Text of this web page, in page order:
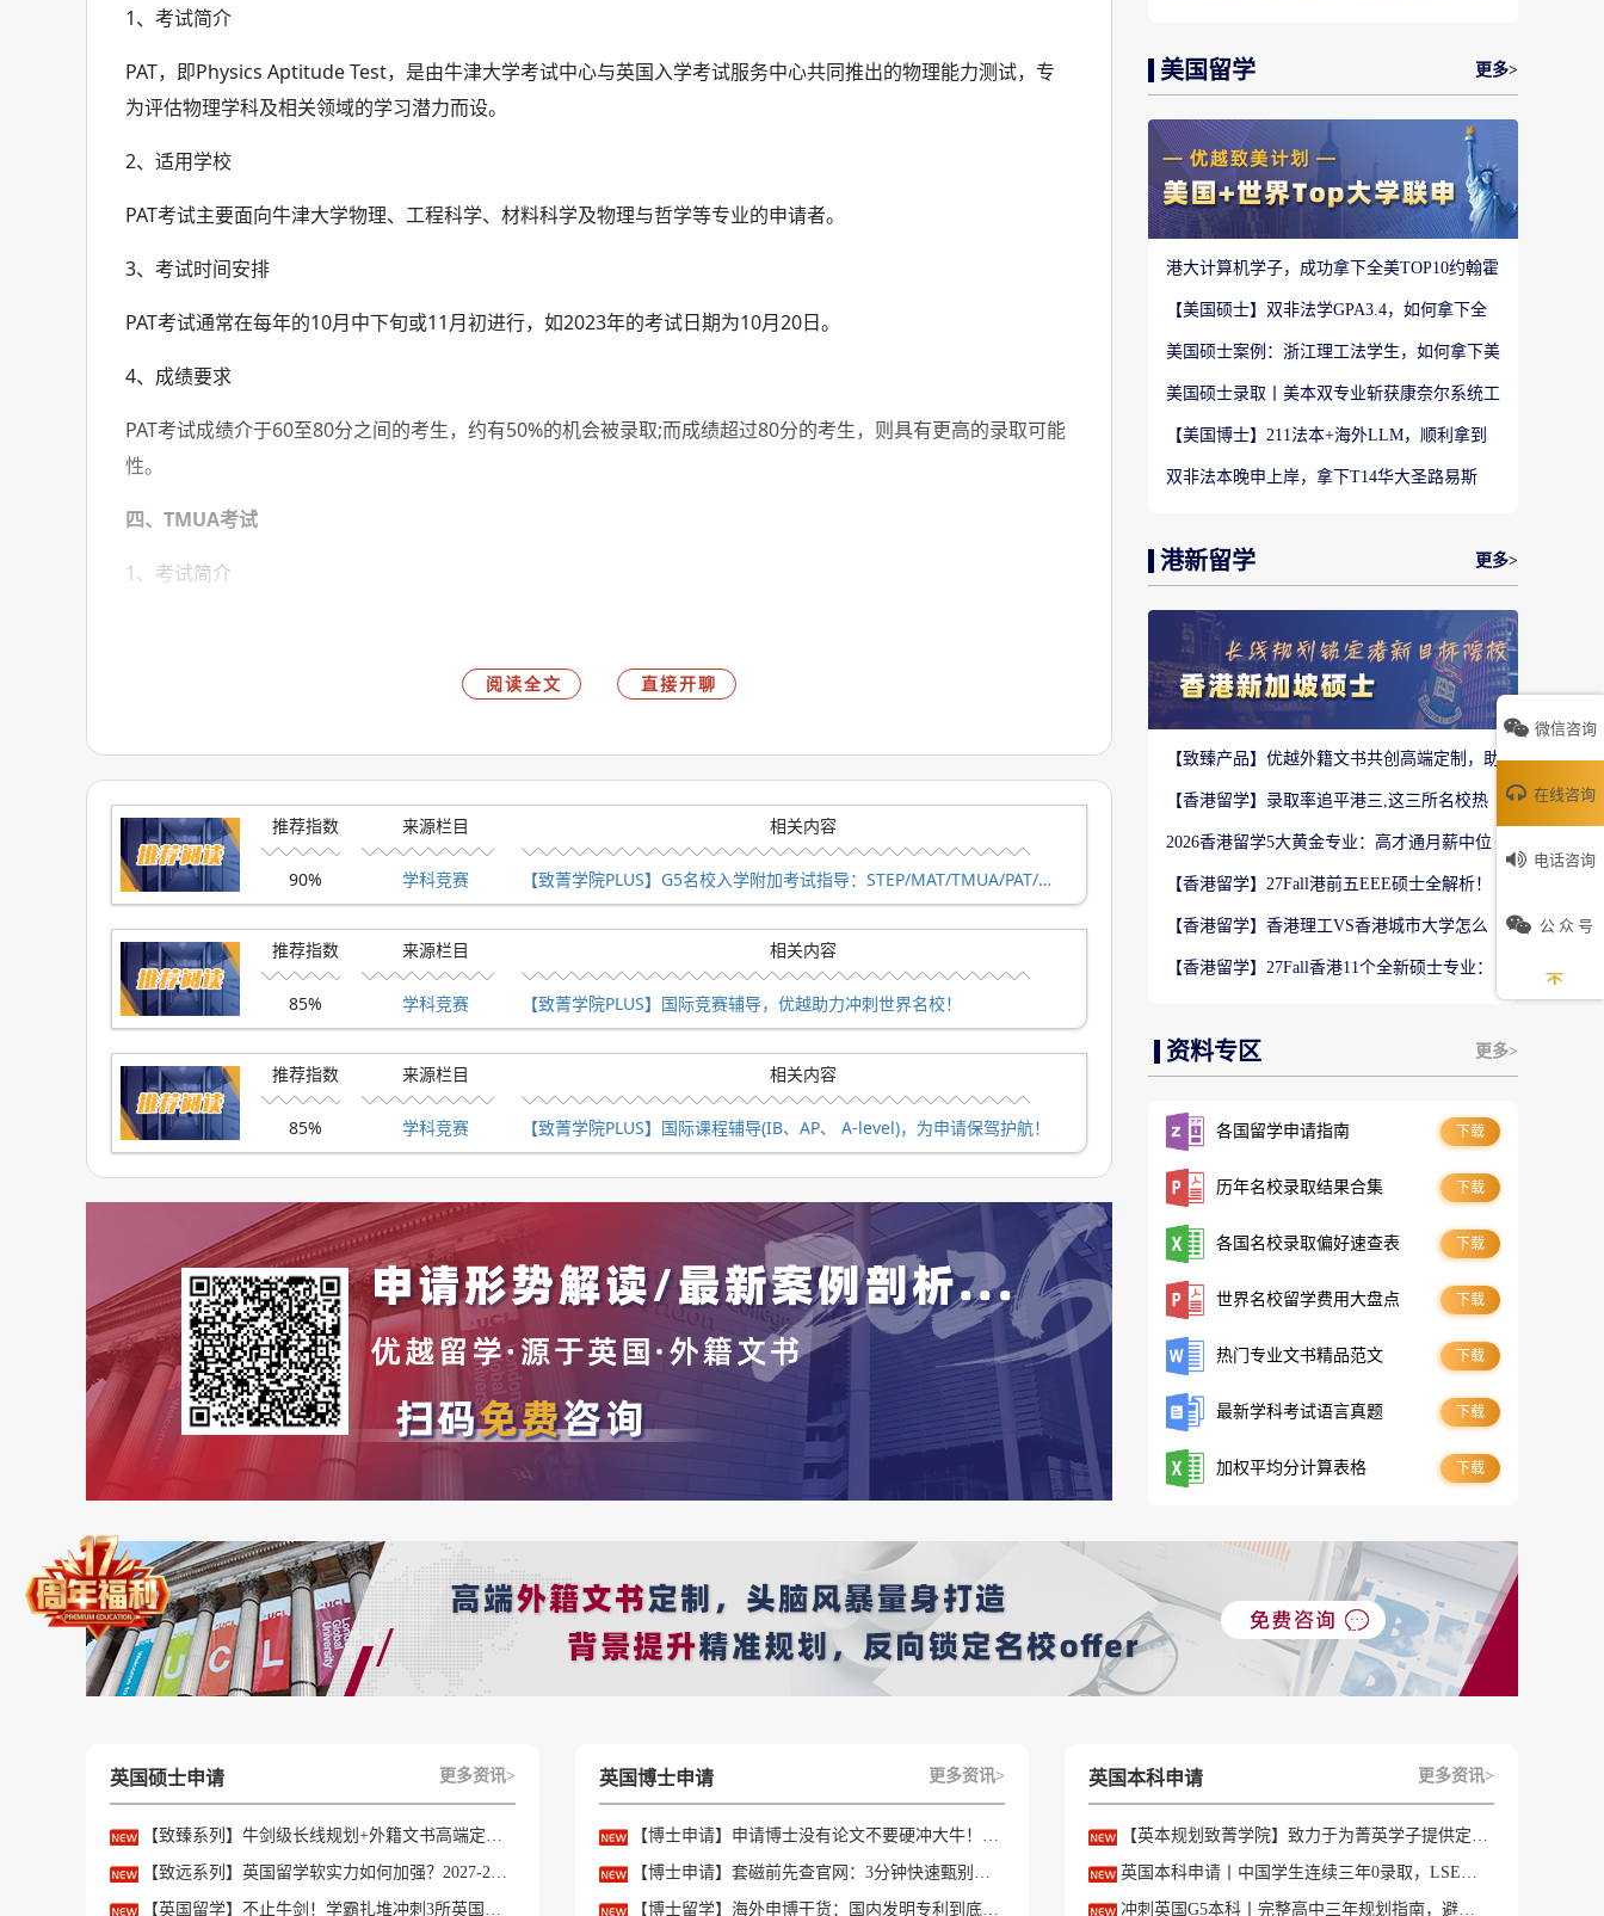
1、考试简介
PAT，即Physics Aptitude Test，是由牛津大学考试中心与英国入学考试服务中心共同推出的物理能力测试，专
为评估物理学科及相关领域的学习潜力而设。
2、适用学校
PAT考试主要面向牛津大学物理、工程科学、材料科学及物理与哲学等专业的申请者。
3、考试时间安排
PAT考试通常在每年的10月中下旬或11月初进行，如2023年的考试日期为10月20日。
4、成绩要求
PAT考试成绩介于60至80分之间的考生，约有50%的机会被录取;而成绩超过80分的考生，则具有更高的录取可能
性。
四、TMUA考试
1、考试简介
试，旨在评估学生的数学思考与推理能力。自2022年起，剑桥大学经济相关专业的入学考试由ECAA变更为
2、适用学校
TMUA考试适用于剑桥大学经济、计算机类专业，以及LSE、杜伦、华威、巴斯、南安普顿等高校的经济、计算
机、统计等专业(作为加分项)。
3、考试时间安排
TMUA考试一般在每年的10月下旬或11月初举行，例如2023年的考试日期为10月18日。
4、成绩要求
TMUA考试根据考生正确回答的数量进行评分，答错不扣分。成绩以1.0至9.0的等级表示，其中9.0为最高分。多
数考生分数集中在3.0至6.2之间，申请LSE或剑桥的考生应争取更高分数。
五、TSA考试
1、考试简介
TSA，全称为Thinking Skills Assessment，是牛津大学与UCL共同推出的本科入学考试，主要考察学生的辩证思
维与问题解决能力。该考试针对经济、心理、哲学等人文类专业的申请者设计。
2、适用学校
TSA考试适用于牛津大学的经济、实验心理学、哲学、语言学等专业，以及UCL的欧洲社会和政治研究、国际社
会和政治研究等专业。
TSA考试同样在每年的10月下旬或11月初进行，例如2023年的考试日期为10月18日。
4、成绩要求
TSA考试的成绩通常以60至70分为常见范围，但若能取得80分以上，则几乎可以确保进入面试环节。即使分数未
达80分，仍有不少考生成功获得面试机会。
值得一提的是，优越留学有来自牛剑的导师专门辅导附加笔试或面试，传授申请G5的经验，导师带过的学生已经
有30%以上拿到牛剑或剑桥顶级offer!
有定制升学规划需求的可以点击【在线咨询】和老师一对一咨询
阅读全文 直接开聊
推荐指数
90%
来源栏目
学科竞赛
相关内容
【致菁学院PLUS】G5名校入学附加考试指导：STEP/MAT/TMUA/PAT/TSA/ESAT等
推荐指数
85%
来源栏目
学科竞赛
相关内容
【致菁学院PLUS】国际竞赛辅导，优越助力冲刺世界名校！
推荐指数
85%
来源栏目
学科竞赛
相关内容
【致菁学院PLUS】国际课程辅导(IB、AP、 A-level)，为申请保驾护航！
美国留学 更多>
港大计算机学子，成功拿下全美TOP10约翰霍
【美国硕士】双非法学GPA3.4，如何拿下全
美国硕士案例：浙江理工法学生，如何拿下美
美国硕士录取丨美本双专业斩获康奈尔系统工
【美国博士】211法本+海外LLM，顺利拿到
双非法本晚申上岸，拿下T14华大圣路易斯
港新留学 更多>
【致臻产品】优越外籍文书共创高端定制，助
【香港留学】录取率追平港三,这三所名校热
2026香港留学5大黄金专业：高才通月薪中位
【香港留学】27Fall港前五EEE硕士全解析！
【香港留学】香港理工VS香港城市大学怎么
【香港留学】27Fall香港11个全新硕士专业：
资料专区 更多>
各国留学申请指南 下载
历年名校录取结果合集 下载
各国名校录取偏好速查表 下载
世界名校留学费用大盘点 下载
热门专业文书精品范文 下载
最新学科考试语言真题 下载
加权平均分计算表格 下载
英国硕士申请 更多资讯>
【致臻系列】牛剑级长线规划+外籍文书高端定制，助力冲刺名校硕士offer！
【致远系列】英国留学软实力如何加强？2027-28fall精准定制背景提升！
【英国留学】不止牛剑！学霸扎堆冲刺3所英国顶尖院校，申请难度不输牛津剑桥
英国博士申请 更多资讯>
【博士申请】申请博士没有论文不要硬冲大牛！学会精准筛选导师
【博士申请】套磁前先查官网：3分钟快速甄别只收985/高绩点的内卷课题组
【博士留学】海外申博干货：国内发明专利到底能不能加分？含金量一文讲透
英国本科申请 更多资讯>
【英本规划致菁学院】致力于为菁英学子提供定制式升学规划服务！
英国本科申请丨中国学生连续三年0录取，LSE这些专业为什么难申？
冲刺英国G5本科丨完整高中三年规划指南，避开 90% 申请者踩过的坑
微信咨询
在线咨询
电话咨询
公 众 号